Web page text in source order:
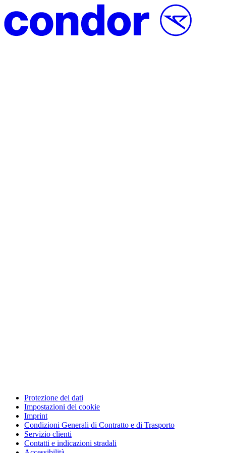
Protezione dei dati
Impostazioni dei cookie
Imprint
Condizioni Generali di Contratto e di Trasporto
Servizio clienti
Contatti e indicazioni stradali